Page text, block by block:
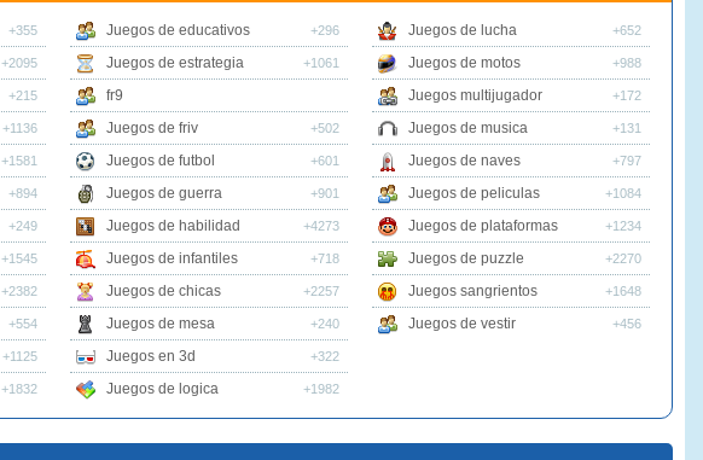
+355
+2095
+215
+1136
+1581
+894
+249
+1545
+2382
+554
+1125
+1832
Juegos de educativos +296
Juegos de estrategia +1061
fr9
Juegos de friv
+502
Juegos de futbol +601
Juegos de guerra +901
Juegos de habilidad +4273
Juegos de infantiles +718
Juegos de chicas +2257
Juegos de mesa +240
Juegos en 3d +322
Juegos de logica +1982
Juegos de lucha +652
Juegos de motos +988
Juegos multijugador +172
Juegos de musica +131
Juegos de naves +797
Juegos de peliculas +1084
Juegos de plataformas +1234
Juegos de puzzle +2270
Juegos sangrientos +1648
Juegos de vestir +456